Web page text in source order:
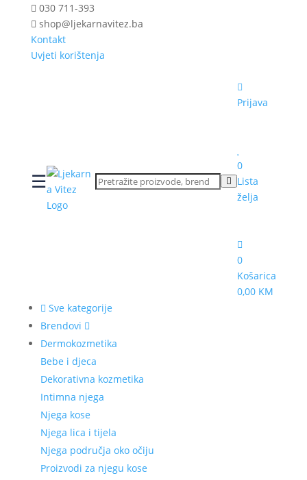
030 711-393
shop@ljekarnavitez.ba
Kontakt
Uvjeti korištenja
☰
Prijava
0
Lista
želja
0
Košarica
0,00 KM
Sve kategorije
Brendovi
Dermokozmetika
Bebe i djeca
Dekorativna kozmetika
Intimna njega
Njega kose
Njega lica i tijela
Njega područja oko očiju
Proizvodi za njegu kose